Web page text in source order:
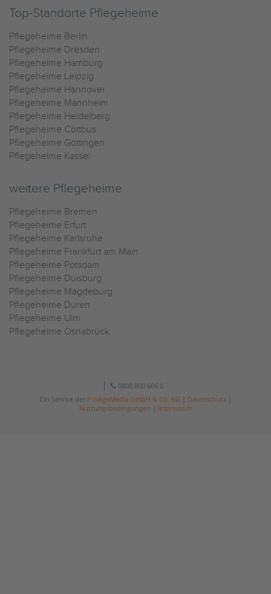
Top-Standorte Pflegeheime
Pflegeheime Berlin
Pflegeheime Dresden
Pflegeheime Hamburg
Pflegeheime Leipzig
Pflegeheime Hannover
Pflegeheime Mannheim
Pflegeheime Heidelberg
Pflegeheime Cottbus
Pflegeheime Göttingen
Pflegeheime Kassel
weitere Pflegeheime
Pflegeheime Bremen
Pflegeheime Erfurt
Pflegeheime Karlsruhe
Pflegeheime Frankfurt am Main
Pflegeheime Potsdam
Pflegeheime Duisburg
Pflegeheime Magdeburg
Pflegeheime Düren
Pflegeheime Ulm
Pflegeheime Osnabrück
0800 800 666 0
Ein Service der ProAgeMedia GmbH & Co. KG Datenschutz|
Nutzungsbedingungen
Impressum